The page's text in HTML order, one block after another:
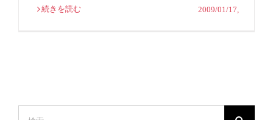
2009/01/17,
続きを読む